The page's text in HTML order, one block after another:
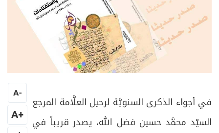
في أجواء الذكرى السنويَّة لرحيل العلَّامة المرجع
السيّد محمَّد حسين فضل الله، يصدر قريباً في
-
A
+A